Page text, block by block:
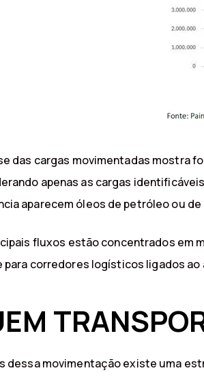
das cargas movimentadas mostra
apenas as cargas
aparecem óleos de petróleo ou
fluxos estão concentrados em
para corredores logísticos ligados
dessa movimentação existe uma